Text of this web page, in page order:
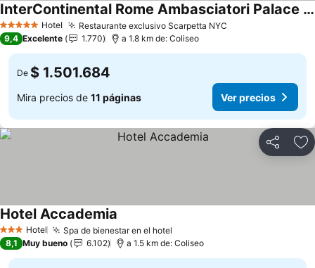
5 Estrellas Hotel Restaurante exclusivo Scarpetta NYC
InterContinental Rome Ambasciatori Palace by IHG
9,4 Excelente 1.770 a 1.8 km de: Coliseo
De $ 1.501.684
Mira precios de 11 páginas Ver precios
Compartir
3 Estrellas
Hotel Spa de bienestar en el hotel
Hotel Accademia
8,1 Muy bueno 6.102 a 1.5 km de: Coliseo